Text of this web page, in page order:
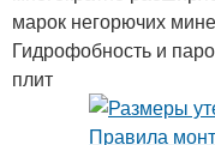
марок негорючих
Гидрофобность и
плит